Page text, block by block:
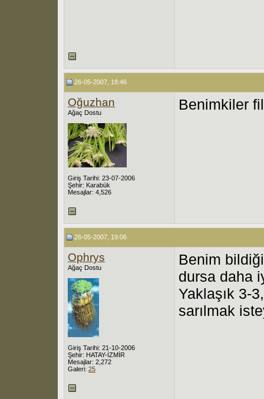
26-05-2007, 18:46
Oğuzhan
Ağaç Dostu
Giriş Tarihi: 23-07-2006
Şehir: Karabük
Mesajlar: 4,526
Benimkiler
26-05-2007, 19:06
Ophrys
Ağaç Dostu
Giriş Tarihi: 21-10-2006
Şehir: HATAY-İZMİR
Mesajlar: 2,272
Galeri: 25
Benim
dursa daha
Yaklaşık 3-
sarılmak